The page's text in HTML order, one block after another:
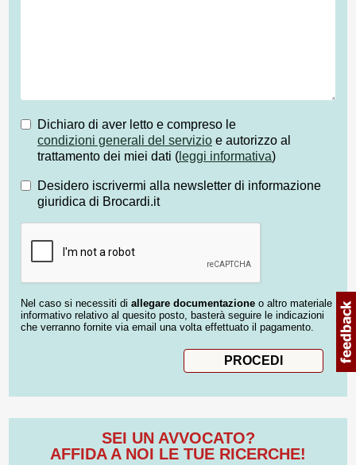
Dichiaro di aver letto e compreso le
condizioni generali del servizio e autorizzo al
trattamento dei miei dati ( leggi informativa)
Desidero iscrivermi alla newsletter di informazione
giuridica di Brocardi.it
Nel caso si necessiti di allegare documentazione o altro materiale
informativo relativo al quesito posto, basterà seguire le indicazioni
che verranno fornite via email una volta effettuato il pagamento.
SEI UN AVVOCATO?
AFFIDA A NOI LE TUE RICERCHE!